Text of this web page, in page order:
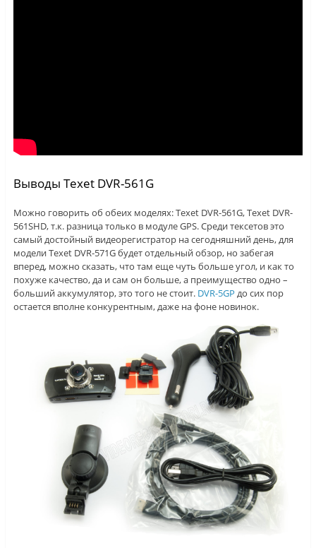
Выводы Texet DVR-561G
Можно говорить об обеих моделях: Texet DVR-561G, Texet DVR-
561SHD, т.к. разница только в модуле GPS. Среди тексетов это
самый достойный видеорегистратор на сегодняшний день, для
модели Texet DVR-571G будет отдельный обзор, но забегая
вперед, можно сказать, что там еще чуть больше угол, и как то
похуже качество, да и сам он больше, а преимущество одно –
больший аккумулятор, это того не стоит. DVR-5GP до сих пор
остается вполне конкурентным, даже на фоне новинок.